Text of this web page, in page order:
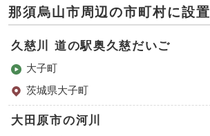
那須烏山市周辺の市町村に設置
久慈川 道の駅奥久慈だいご
大子町
茨城県大子町
大田原市の河川